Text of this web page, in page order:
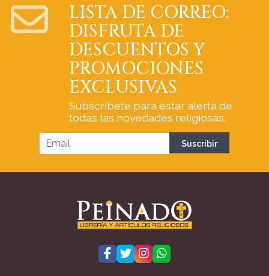
LISTA DE CORREO:
DISFRUTA DE
DESCUENTOS Y
PROMOCIONES
EXCLUSIVAS
Subscríbete para estar alerta de
todas las novedades religiosas.